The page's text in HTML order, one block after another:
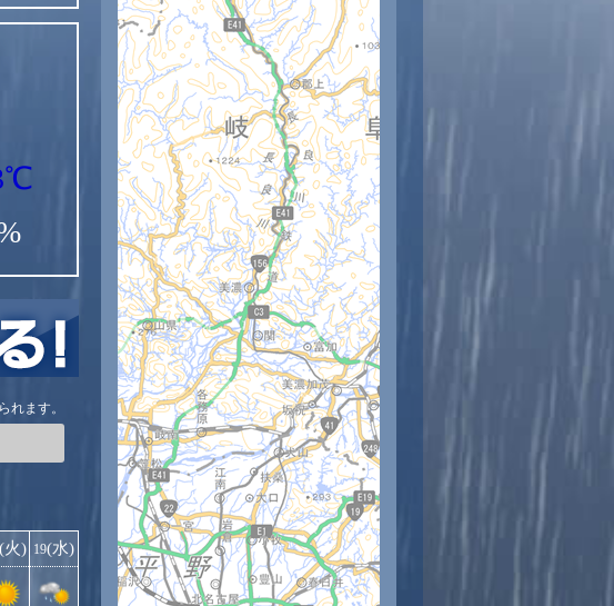
れます。
火) 19(水)